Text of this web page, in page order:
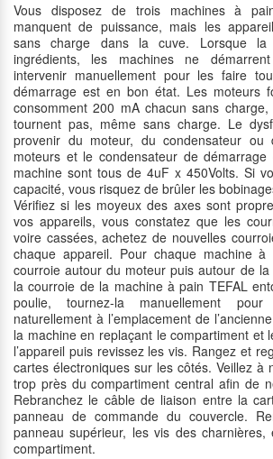
Vous disposez de trois machines à
manquent de puissance, mais les
sans charge dans la cuve. Lorsque la
ingrédients, les machines ne
intervenir manuellement pour les faire
démarrage est en bon état. Les moteurs
consomment 200 mA chacun sans
tournent pas, même sans charge. Le
provenir du moteur, du condensateur
moteurs et le condensateur de
machine sont tous de 4uF x 450Volts. Si
capacité, vous risquez de brûler les
Vérifiez si les moyeux des axes sont
vos appareils, vous constatez que les
voire cassées, achetez de nouvelles
chaque appareil. Pour chaque machine à
courroie autour du moteur puis autour de
la courroie de la machine à pain TEFAL
poulie, tournez-la manuellement
naturellement à l’emplacement de
la machine en replaçant le compartiment et
l’appareil puis revissez les vis. Rangez et
cartes électroniques sur les côtés. Veillez à
trop près du compartiment central afin de
Rebranchez le câble de liaison entre la
panneau de commande du couvercle.
panneau supérieur, les vis des
compartiment.